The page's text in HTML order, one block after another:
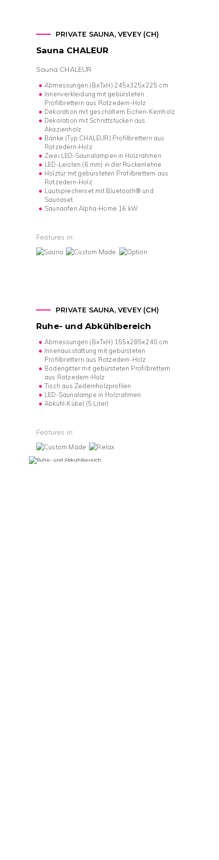
PRIVATE SAUNA, VEVEY (CH)
Sauna CHALEUR
Sauna CHALEUR
Abmessungen (BxTxH) 245x325x225 cm
Innenverkleidung mit gebürsteten
Profilbrettern aus Rotzedern-Holz
Dekoration mit geschältem Eichen-Kernholz
Dekoration mit Schnittstücken aus
Akazienholz
Bänke (Typ CHALEUR) Profilbrettern aus
Rotzedern-Holz
Zwei LED-Saunalampen in Holzrahmen
LED-Leisten (6 mm) in der Rückenlehne
Holztür mit gebürsteten Profilbrettern aus
Rotzedern-Holz
Lautsprecherset mit Bluetooth® und
Saunaset
Saunaofen Alpha-Home 16 kW
Features in:
PRIVATE SAUNA, VEVEY (CH)
Ruhe- und Abkühlbereich
Abmessungen (BxTxH) 155x285x240 cm
Innenausstattung mit gebürsteten
Profilbrettern aus Rotzedern-Holz
Bodengitter mit gebürsteten Profilbrettern
aus Rotzedern-Holz
Tisch aus Zedernholzprofilen
LED-Saunalampe in Holzrahmen
Abkühl-Kübel (5 Liter)
Features in: